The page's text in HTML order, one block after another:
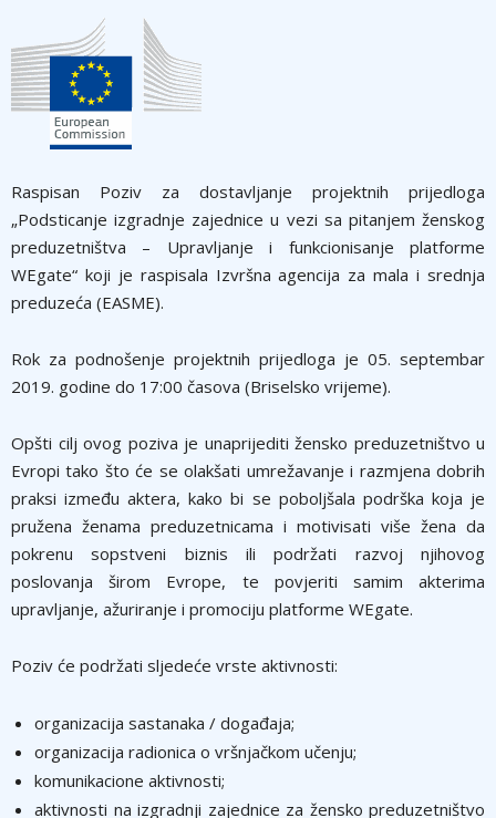
Raspisan Poziv za dostavljanje projektnih prijedloga
„Podsticanje izgradnje zajednice u vezi sa pitanjem ženskog
preduzetništva – Upravljanje i funkcionisanje platforme
WEgate“ koji je raspisala Izvršna agencija za mala i srednja
preduzeća (EASME).
Rok za podnošenje projektnih prijedloga je 05. septembar
2019. godine do 17:00 časova (Briselsko vrijeme).
Opšti cilj ovog poziva je unaprijediti žensko preduzetništvo u
Evropi tako što će se olakšati umrežavanje i razmjena dobrih
praksi između aktera, kako bi se poboljšala podrška koja je
pružena ženama preduzetnicama i motivisati više žena da
pokrenu sopstveni biznis ili podržati razvoj njihovog
poslovanja širom Evrope, te povjeriti samim akterima
upravljanje, ažuriranje i promociju platforme WEgate.
Poziv će podržati sljedeće vrste aktivnosti:
organizacija sastanaka / događaja;
organizacija radionica o vršnjačkom učenju;
komunikacione aktivnosti;
aktivnosti na izgradnji zajednice za žensko preduzetništvo